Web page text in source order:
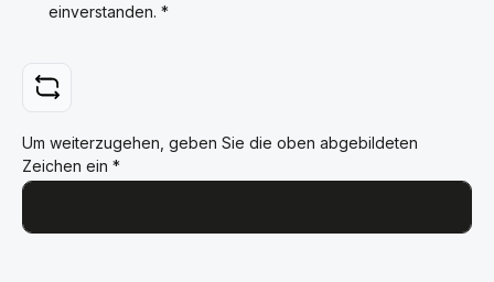
einverstanden. *
Um weiterzugehen, geben Sie die oben abgebildeten
Zeichen ein *